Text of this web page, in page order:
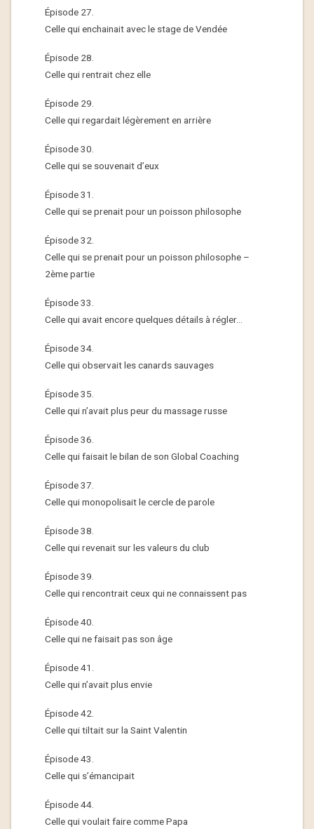
Épisode 27.
Celle qui enchainait avec le stage de Vendée
Épisode 28.
Celle qui rentrait chez elle
Épisode 29.
Celle qui regardait légèrement en arrière
Épisode 30.
Celle qui se souvenait d’eux
Épisode 31.
Celle qui se prenait pour un poisson philosophe
Épisode 32.
Celle qui se prenait pour un poisson philosophe –
2ème partie
Épisode 33.
Celle qui avait encore quelques détails à régler…
Épisode 34.
Celle qui observait les canards sauvages
Épisode 35.
Celle qui n’avait plus peur du massage russe
Épisode 36.
Celle qui faisait le bilan de son Global Coaching
Épisode 37.
Celle qui monopolisait le cercle de parole
Épisode 38.
Celle qui revenait sur les valeurs du club
Épisode 39.
Celle qui rencontrait ceux qui ne connaissent pas
Épisode 40.
Celle qui ne faisait pas son âge
Épisode 41.
Celle qui n’avait plus envie
Épisode 42.
Celle qui tiltait sur la Saint Valentin
Épisode 43.
Celle qui s’émancipait
Épisode 44.
Celle qui voulait faire comme Papa